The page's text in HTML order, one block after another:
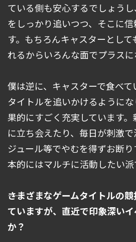
ている側も安心するでしょう
をしっかり追いつつ、そこに
す。もちろんキャスターとし
れるからいろんな面でプラスに
僕は逆に、キャスターで食べ
タイトルを追いかけるように
果的にすごく充実しています。
に立ち会えたり、毎日が刺激
ジュール等でやむを得ずお断
本的にはマルチに活動したい派
――さまざまなゲームタイトルの
ていますが、直近で印象深い
か？